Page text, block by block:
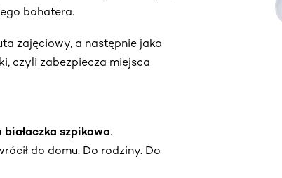
bohatera.
zajęciowy, a następnie jako
czyli zabezpiecza miejsca
białaczka szpikowa.
do domu. Do rodziny. Do